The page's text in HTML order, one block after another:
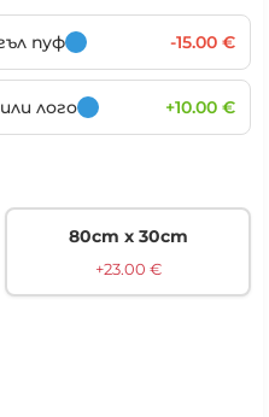
80cm х 30cm
+23.00 €
пуф -15.00 €
лого +10.00 €